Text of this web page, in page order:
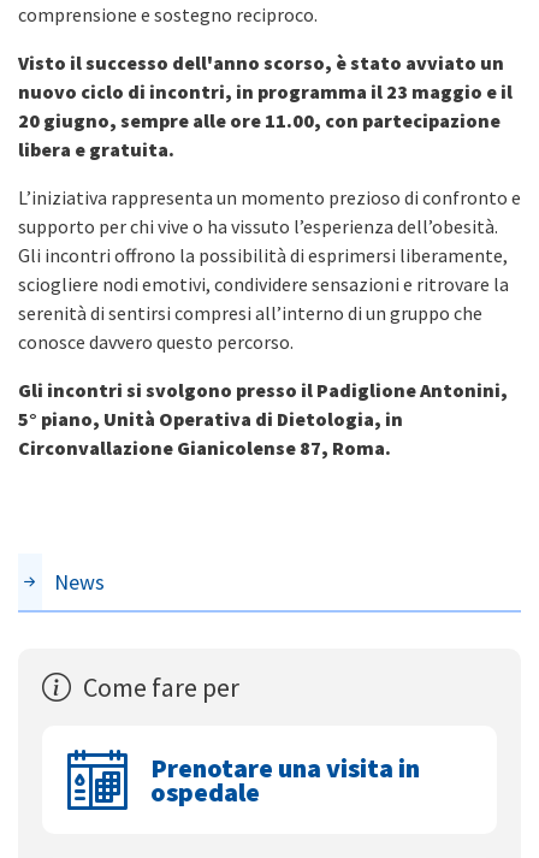
comprensione e sostegno reciproco.
Visto il successo dell'anno scorso, è stato avviato un
nuovo ciclo di incontri, in programma il 23 maggio e il
20 giugno, sempre alle ore 11.00, con partecipazione
libera e gratuita.
L’iniziativa rappresenta un momento prezioso di confronto e
supporto per chi vive o ha vissuto l’esperienza dell’obesità.
Gli incontri offrono la possibilità di esprimersi liberamente,
sciogliere nodi emotivi, condividere sensazioni e ritrovare la
serenità di sentirsi compresi all’interno di un gruppo che
conosce davvero questo percorso.
Gli incontri si svolgono presso il Padiglione Antonini,
5° piano, Unità Operativa di Dietologia, in
Circonvallazione Gianicolense 87, Roma.
News
Come fare per
Prenotare una visita in
ospedale